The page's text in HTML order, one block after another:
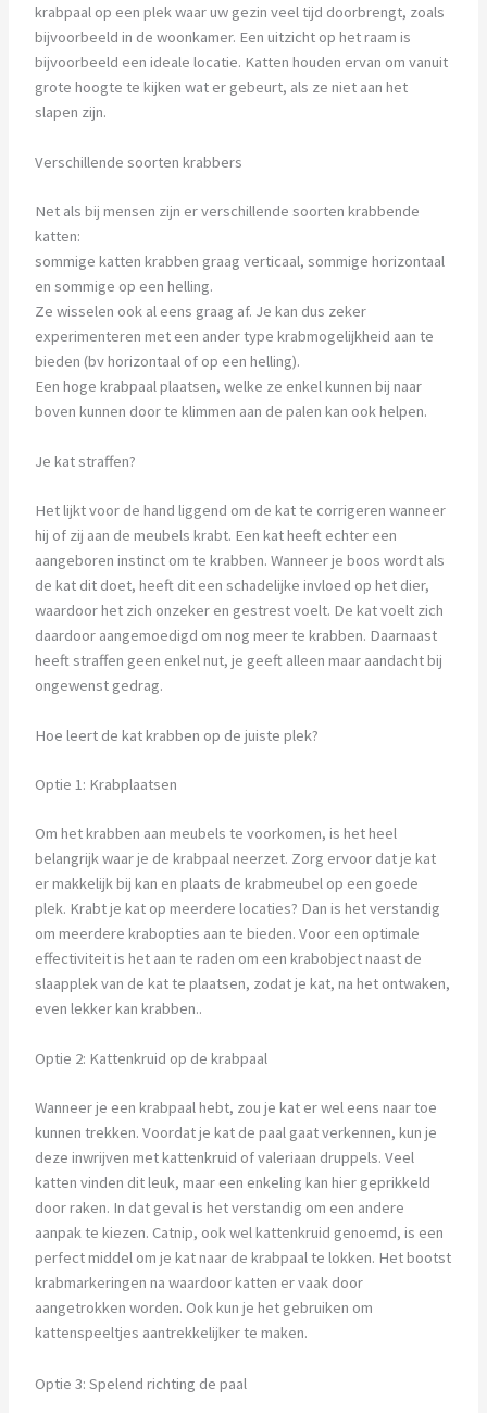
krabpaal op een plek waar uw gezin veel tijd doorbrengt, zoals
bijvoorbeeld in de woonkamer. Een uitzicht op het raam is
bijvoorbeeld een ideale locatie. Katten houden ervan om vanuit
grote hoogte te kijken wat er gebeurt, als ze niet aan het
slapen zijn.
Verschillende soorten krabbers
Net als bij mensen zijn er verschillende soorten krabbende
katten:
sommige katten krabben graag verticaal, sommige horizontaal
en sommige op een helling.
Ze wisselen ook al eens graag af. Je kan dus zeker
experimenteren met een ander type krabmogelijkheid aan te
bieden (bv horizontaal of op een helling).
Een hoge krabpaal plaatsen, welke ze enkel kunnen bij naar
boven kunnen door te klimmen aan de palen kan ook helpen.
Je kat straffen?
Het lijkt voor de hand liggend om de kat te corrigeren wanneer
hij of zij aan de meubels krabt. Een kat heeft echter een
aangeboren instinct om te krabben. Wanneer je boos wordt als
de kat dit doet, heeft dit een schadelijke invloed op het dier,
waardoor het zich onzeker en gestrest voelt. De kat voelt zich
daardoor aangemoedigd om nog meer te krabben. Daarnaast
heeft straffen geen enkel nut, je geeft alleen maar aandacht bij
ongewenst gedrag.
Hoe leert de kat krabben op de juiste plek?
Optie 1: Krabplaatsen
Om het krabben aan meubels te voorkomen, is het heel
belangrijk waar je de krabpaal neerzet. Zorg ervoor dat je kat
er makkelijk bij kan en plaats de krabmeubel op een goede
plek. Krabt je kat op meerdere locaties? Dan is het verstandig
om meerdere krabopties aan te bieden. Voor een optimale
effectiviteit is het aan te raden om een krabobject naast de
slaapplek van de kat te plaatsen, zodat je kat, na het ontwaken,
even lekker kan krabben..
Optie 2: Kattenkruid op de krabpaal
Wanneer je een krabpaal hebt, zou je kat er wel eens naar toe
kunnen trekken. Voordat je kat de paal gaat verkennen, kun je
deze inwrijven met kattenkruid of valeriaan druppels. Veel
katten vinden dit leuk, maar een enkeling kan hier geprikkeld
door raken. In dat geval is het verstandig om een andere
aanpak te kiezen. Catnip, ook wel kattenkruid genoemd, is een
perfect middel om je kat naar de krabpaal te lokken. Het bootst
krabmarkeringen na waardoor katten er vaak door
aangetrokken worden. Ook kun je het gebruiken om
kattenspeeltjes aantrekkelijker te maken.
Optie 3: Spelend richting de paal